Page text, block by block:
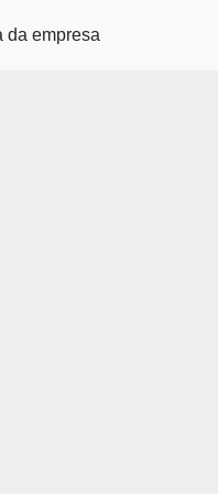
principal
da empresa